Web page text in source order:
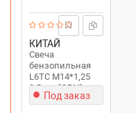
КИТАЙ
Свеча
бензопильная
L6TC M14*1,25
9,5mm "ORN"
Под заказ